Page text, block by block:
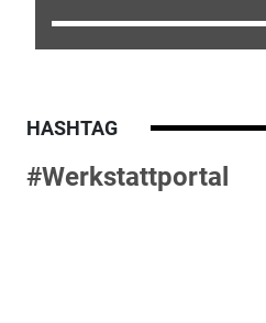
HASHTAG
#Werkstattportal